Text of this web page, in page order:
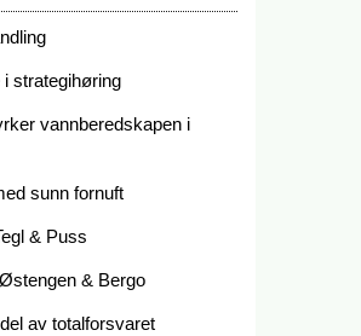
strategihøring
vannberedskapen i
sunn fornuft
& Puss
& Bergo
av totalforsvaret